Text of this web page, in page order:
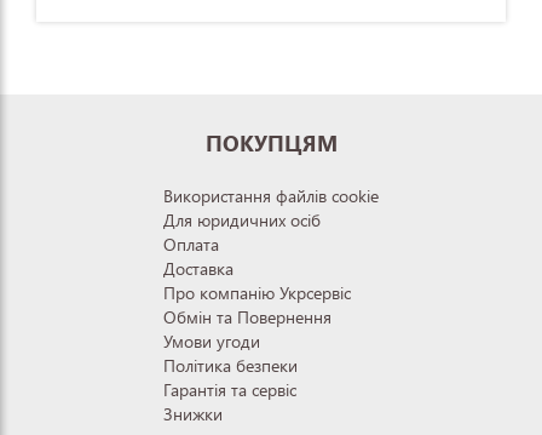
ПОКУПЦЯМ
Використання файлів cookie
Для юридичних осіб
Оплата
Доставка
Про компанію Укрсервіс
Обмін та Повернення
Умови угоди
Політика безпеки
Гарантія та сервіс
Знижки